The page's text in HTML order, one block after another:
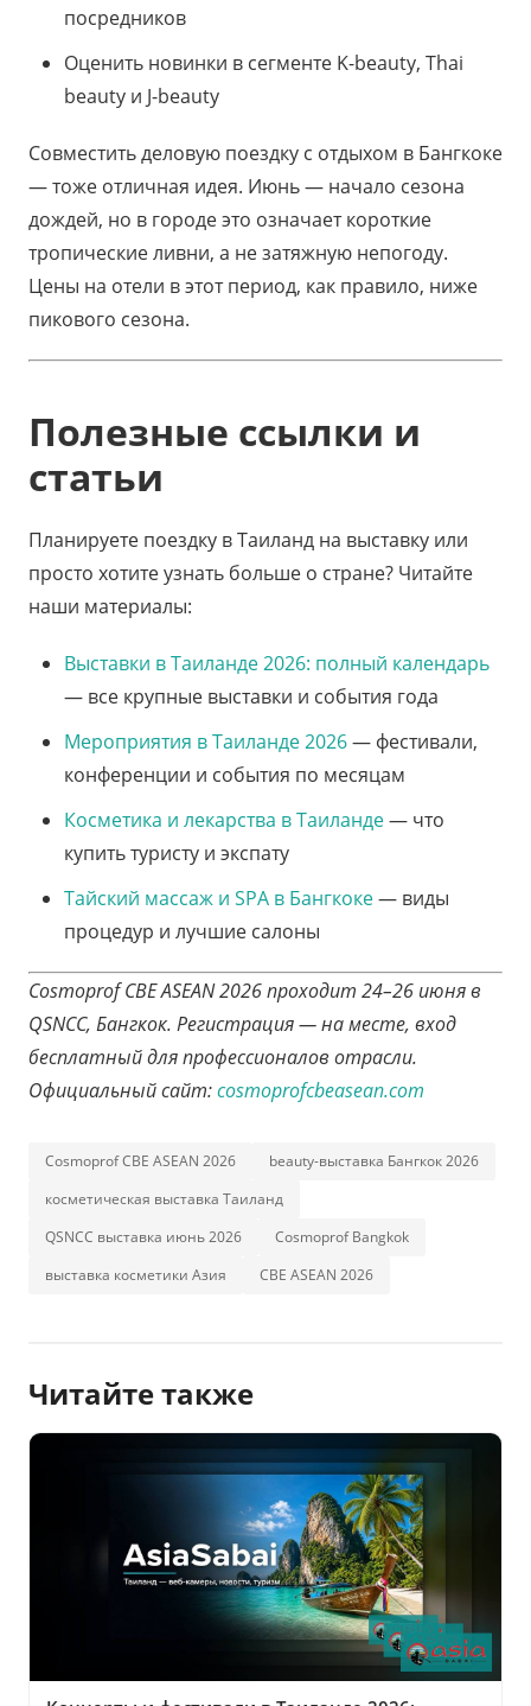
посредников
Оценить новинки в сегменте K-beauty, Thai
beauty и J-beauty
Совместить деловую поездку с отдыхом в Бангкоке
— тоже отличная идея. Июнь — начало сезона
дождей, но в городе это означает короткие
тропические ливни, а не затяжную непогоду.
Цены на отели в этот период, как правило, ниже
пикового сезона.
Полезные ссылки и
статьи
Планируете поездку в Таиланд на выставку или
просто хотите узнать больше о стране? Читайте
наши материалы:
Выставки в Таиланде 2026: полный календарь
— все крупные выставки и события года
Мероприятия в Таиланде 2026— фестивали,
конференции и события по месяцам
Косметика и лекарства в Таиланде— что
купить туристу и экспату
Тайский массаж и SPA в Бангкоке— виды
процедур и лучшие салоны
Cosmoprof CBE ASEAN 2026 проходит 24–26 июня в
QSNCC, Бангкок. Регистрация — на месте, вход
бесплатный для профессионалов отрасли.
Официальный сайт:cosmoprofcbeasean.com
Cosmoprof CBE ASEAN 2026
beauty-выставка Бангкок 2026
косметическая выставка Таиланд
QSNCC выставка июнь 2026
Cosmoprof Bangkok
выставка косметики Азия
CBE ASEAN 2026
Читайте также